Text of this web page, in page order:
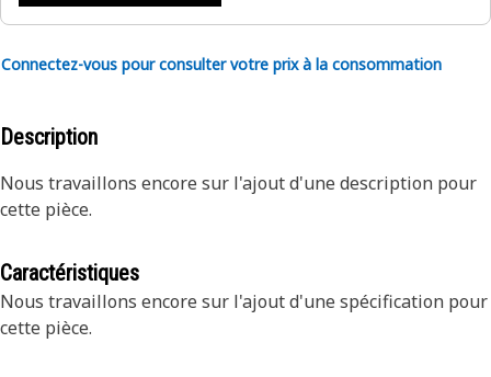
Connectez-vous pour consulter votre prix à la consommation
Description
Nous travaillons encore sur l'ajout d'une description pour
cette pièce.
Caractéristiques
Nous travaillons encore sur l'ajout d'une spécification pour
cette pièce.